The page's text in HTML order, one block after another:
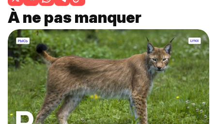
À ne pas manquer